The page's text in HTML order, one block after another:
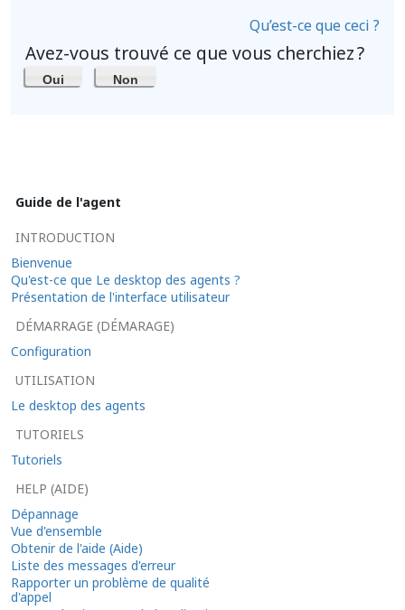
Qu’est-ce que ceci ?
Avez-vous trouvé ce que vous cherchiez ?
Oui Non
Guide de l'agent
INTRODUCTION
Bienvenue
Qu'est-ce que Le desktop des agents ?
Présentation de l'interface utilisateur
DÉMARRAGE (DÉMARAGE)
Configuration
UTILISATION
Le desktop des agents
TUTORIELS
Tutoriels
HELP (AIDE)
Dépannage
Vue d'ensemble
Obtenir de l'aide (Aide)
Liste des messages d'erreur
Rapporter un problème de qualité
d'appel